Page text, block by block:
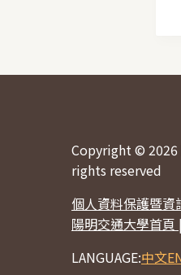
Copyright © 2026
rights reserved
個人資料保護暨資
陽明交通大學首頁 |
LANGUAGE:中文